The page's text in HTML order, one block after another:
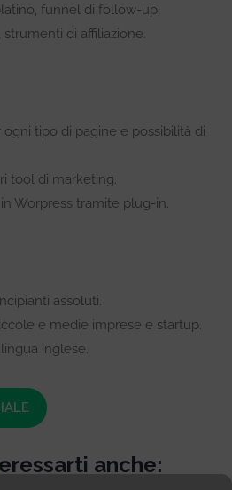
funnel di follow-up,
di affiliazione.
tipo di pagine e possibilità di
tool di marketing.
Worpress tramite plug-in.
assoluti.
e medie imprese e startup.
inglese.
anche: